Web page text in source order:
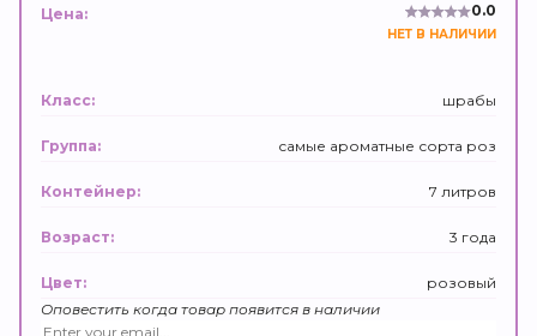
Цена: 0.0
НЕТ В НАЛИЧИИ
Класс: шрабы
Группа: самые ароматные сорта роз
Контейнер: 7 литров
Возраст: 3 года
Цвет:
розовый
Оповестить когда товар появится в наличии